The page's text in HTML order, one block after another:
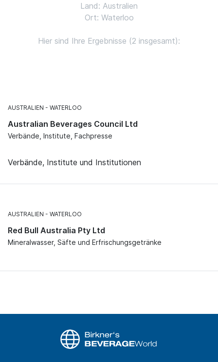
Land: Australien
Ort: Waterloo
Hier sind Ihre Ergebnisse (2 insgesamt):
AUSTRALIEN WATERLOO
Australian Beverages Council Ltd
Verbände, Institute, Fachpresse
Verbände, Institute und Institutionen
AUSTRALIEN WATERLOO
Red Bull Australia Pty Ltd
Mineralwasser, Säfte und Erfrischungsgetränke